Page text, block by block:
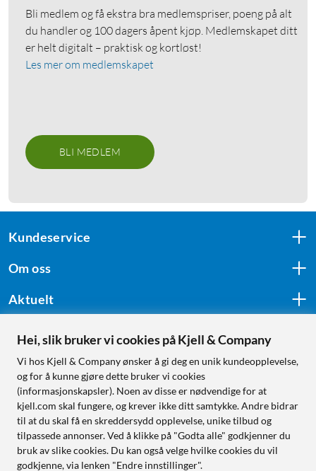
Bli medlem og få ekstra bra medlemspriser, poeng på alt
du handler og 100 dagers åpent kjøp. Medlemskapet ditt
er helt digitalt – praktisk og kortløst!
Les mer om medlemskapet
BLI MEDLEM
Kundeservice
Om oss
Aktuelt
Følg oss
Handle fra:
Sverige
Norge
Hei, slik bruker vi cookies på Kjell & Company
Vi hos Kjell & Company ønsker å gi deg en unik kundeopplevelse,
og for å kunne gjøre dette bruker vi cookies
(informasjonskapsler). Noen av disse er nødvendige for at
kjell.com skal fungere, og krever ikke ditt samtykke. Andre bidrar
til at du skal få en skreddersydd opplevelse, unike tilbud og
tilpassede annonser. Ved å klikke på "Godta alle" godkjenner du
bruk av slike cookies. Du kan også velge hvilke cookies du vil
godkjenne, via lenken "Endre innstillinger".